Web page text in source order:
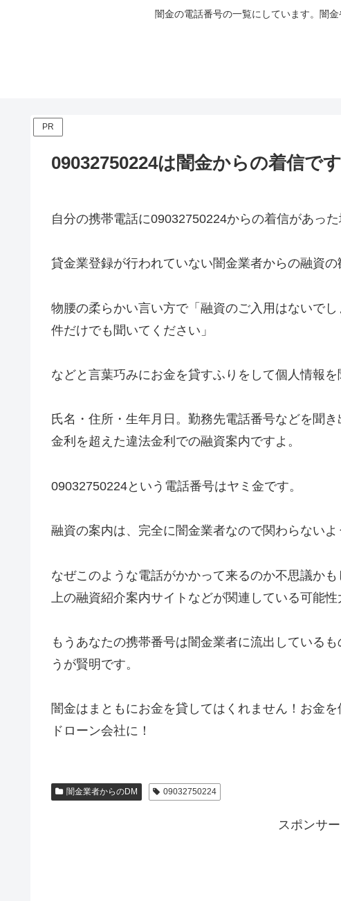
闇金の電話番号の一覧にしています。闇
PR
09032750224は闇金からの着信です
自分の携帯電話に09032750224からの着信があっ
貸金業登録が行われていない闇金業者からの融資の
物腰の柔らかい言い方で「融資のご入用はないで
件だけでも聞いてください」
などと言葉巧みにお金を貸すふりをして個人情報を
氏名・住所・生年月日。勤務先電話番号などを聞
金利を超えた違法金利での融資案内ですよ。
09032750224という電話番号はヤミ金です。
融資の案内は、完全に闇金業者なので関わらないよ
なぜこのような電話がかかって来るのか不思議か
上の融資紹介案内サイトなどが関連している可能性
もうあなたの携帯番号は闇金業者に流出している
うが賢明です。
闇金はまともにお金を貸してはくれません！お金
ドローン会社に！
闇金業者からのDM 09032750224
スポンサ